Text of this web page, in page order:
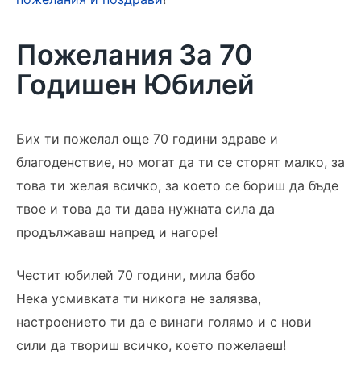
Пожелания За 70
Годишен Юбилей
Бих ти пожелал още 70 години здраве и
благоденствие, но могат да ти се сторят малко, за
това ти желая всичко, за което се бориш да бъде
твое и това да ти дава нужната сила да
продължаваш напред и нагоре!
Честит юбилей 70 години, мила бабо
Нека усмивката ти никога не залязва,
настроението ти да е винаги голямо и с нови
сили да твориш всичко, което пожелаеш!